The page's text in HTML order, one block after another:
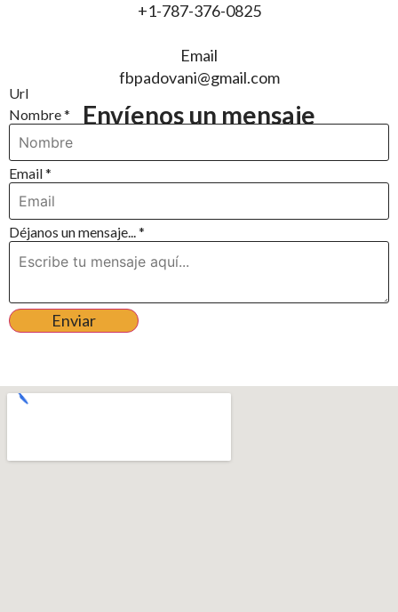
+1-787-376-0825
Email
fbpadovani@gmail.com
Envíenos un mensaje
Url
Nombre*
Email*
Déjanos un mensaje... *
Enviar